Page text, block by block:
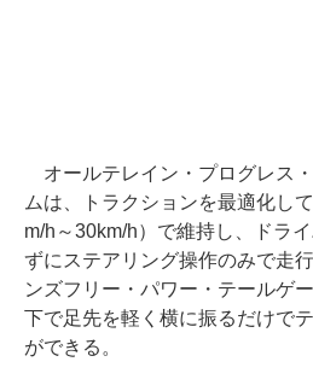
オールテレイン・プログレス
ムは、トラクションを最適化し
m/h～30km/h）で維持し、ドラ
ずにステアリング操作のみで走
ンズフリー・パワー・テールゲ
下で足先を軽く横に振るだけで
ができる。